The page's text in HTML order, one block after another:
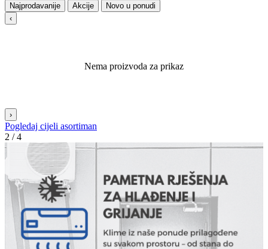
Najprodavanije Akcije
Novo u ponudi
‹
Nema proizvoda za prikaz
›
Pogledaj cijeli asortiman
3 / 4